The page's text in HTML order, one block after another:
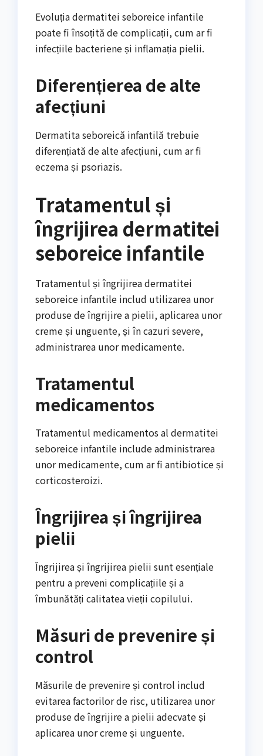
Evoluția dermatitei seboreice infantile
poate fi însoțită de complicații, cum ar fi
infecțiile bacteriene și inflamația pielii.
Diferențierea de alte
afecțiuni
Dermatita seboreică infantilă trebuie
diferențiată de alte afecțiuni, cum ar fi
eczema și psoriazis.
Tratamentul și
îngrijirea dermatitei
seboreice infantile
Tratamentul și îngrijirea dermatitei
seboreice infantile includ utilizarea unor
produse de îngrijire a pielii, aplicarea unor
creme și unguente, și în cazuri severe,
administrarea unor medicamente.
Tratamentul
medicamentos
Tratamentul medicamentos al dermatitei
seboreice infantile include administrarea
unor medicamente, cum ar fi antibiotice și
corticosteroizi.
Îngrijirea și îngrijirea
pielii
Îngrijirea și îngrijirea pielii sunt esențiale
pentru a preveni complicațiile și a
îmbunătăți calitatea vieții copilului.
Măsuri de prevenire și
control
Măsurile de prevenire și control includ
evitarea factorilor de risc, utilizarea unor
produse de îngrijire a pielii adecvate și
aplicarea unor creme și unguente.